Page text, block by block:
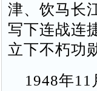
津、饮马长
写下连战连
立下不朽功
1948年11